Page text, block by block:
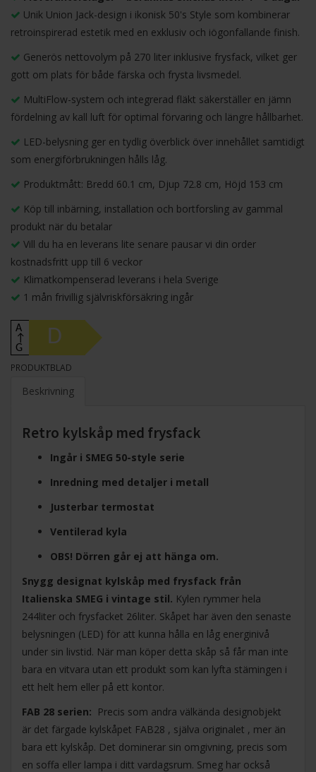
Unik Union Jack-design i ikonisk 50's Style som kombinerar
retroinspirerad estetik med en exklusiv och iögonfallande finish.
Generös nettovolym på 270 liter inklusive frysfack, vilket ger
gott om plats för både färska och frysta livsmedel.
MultiFlow-system och integrerad fläkt säkerställer en jämn
fördelning av kall luft för optimal förvaring och längre hållbarhet.
LED-belysning ger en tydlig överblick över innehållet samtidigt
som energiförbrukningen hålls låg.
Produktmått: Bredd 60.1 cm, Djup 72.8 cm, Höjd 153 cm
Köp till inbärning, installation och bortforsling av gammal
produkt när du betalar
Vill du ha en leverans lite senare pausar vi din order
kostnadsfritt upp till 6 veckor
Klimatkompenserad leverans i hela Sverige
1 mån frivillig självriskförsäkring ingår
A
↑
G
D
PRODUKTBLAD
Beskrivning
Retro kylskåp med frysfack
Ingår i SMEG 50-style serie
Inredning med detaljer i metall
Justerbar termostat
Ventilerad kyla
OBS! Dörren går ej att hänga om.
Snygg designat kylskåp med frysfack från
Italienska SMEG i vintage stil. Kylen rymmer hela
244liter och frysfacket 26liter. Skåpet har även den senaste
belysningen (LED) för att kunna hålla en låg energinivå
under sin livstid. När man köper detta skåp så får man inte
bara en vitvara utan ett produkt som kan lyfta stämingen i
ett helt hem eller på ett kontor.
FAB 28 serien: Precis som andra välkända designobjekt
är det färgade kylskåpet FAB28 , själva originalet , mer än
bara ett kylskåp. Det dominerar sin omgivning, precis som
en soffa eller lampa i ditt vardagsrum. Smeg har också